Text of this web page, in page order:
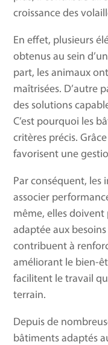
croissance des
En effet, plusieurs
obtenus au sein
part, les animaux
maîtrisées. D’autre
des solutions
C’est pourquoi les
critères précis.
favorisent une
Par conséquent, les
associer
même, elles
adaptée aux
contribuent à
améliorant le bien-
facilitent le travail
terrain.
Depuis de
bâtiments adaptés